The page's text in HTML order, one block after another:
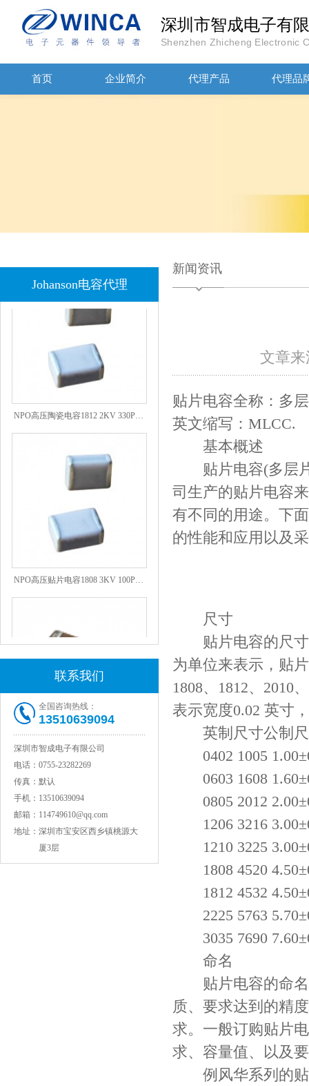
深圳市智成电子有
Shenzhen Zhicheng Electronic
首页 企业简介 代理产品 代理品
Johanson电容代理
JOHANOSN高压贴片电容1206/NPO/1000V/220PF/J档封装
联系我们
全国咨询热线：
13510639094
深圳市智成电子有限公司
电话： 0755-23282269
传真： 默认
手机： 13510639094
邮箱： 114749610@qq.com
地址： 深圳市宝安区西乡镇桃源大
厦3层
新闻资讯
文章
贴片电容全称：多
英文缩写：MLCC.
基本概述
贴片电容(多层片
司生产的贴片电容
有不同的用途。下
的性能和应用以及
尺寸
贴片电容的尺寸
为单位来表示，贴
1808、1812、2010
表示宽度0.02 英寸
英制尺寸公制尺
0402 1005
0603 1608
0805 2012
1206 3216
1210 3225
1808 4520
1812 4532
2225 5763
3035 7690
命名
贴片电容的命名
质、要求达到的精
求。一般订购贴片
求、容量值、以及
例风华系列的贴